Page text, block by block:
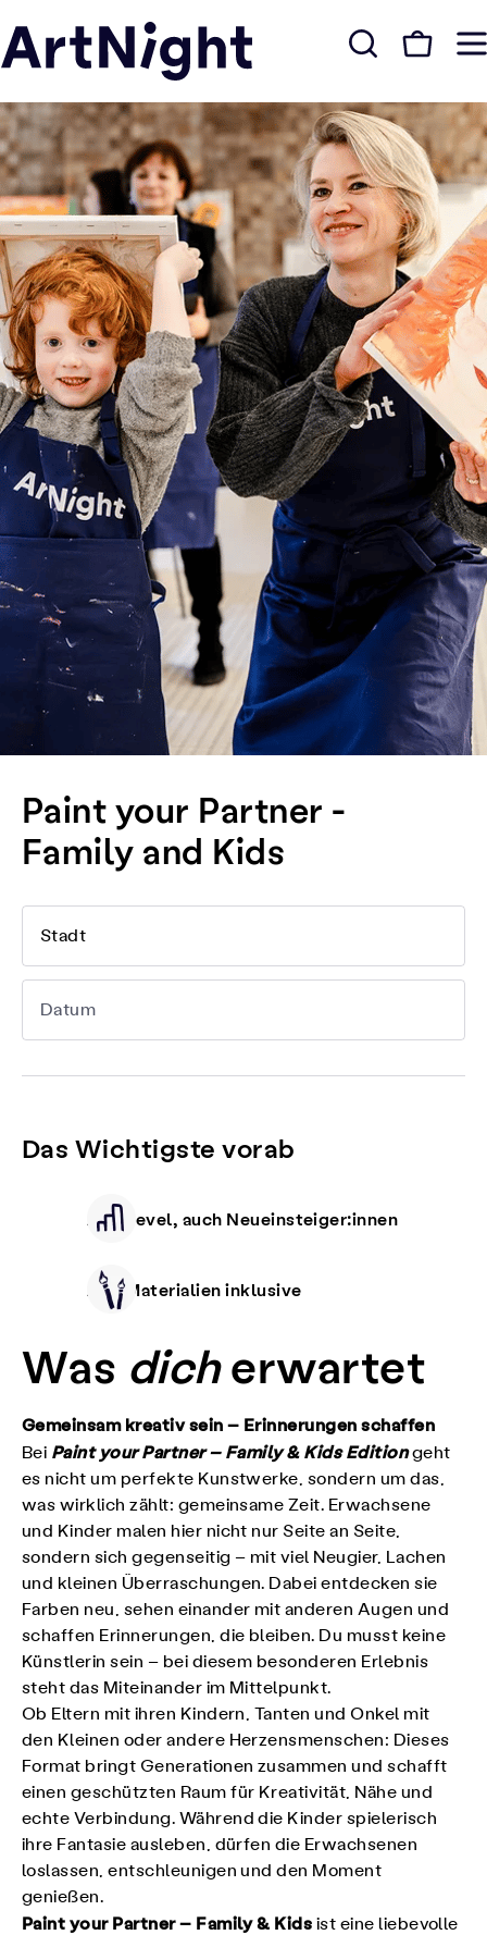
Paint your Partner -
Family and Kids
Stadt
Datum
Das Wichtigste vorab
Alle Level, auch Neueinsteiger:innen
Alle Materialien inklusive
Was dicherwartet
Gemeinsam kreativ sein – Erinnerungen schaffen
Bei Paint your Partner – Family & Kids Editiongeht
es nicht um perfekte Kunstwerke, sondern um das,
was wirklich zählt: gemeinsame Zeit. Erwachsene
und Kinder malen hier nicht nur Seite an Seite,
sondern sich gegenseitig – mit viel Neugier, Lachen
und kleinen Überraschungen. Dabei entdecken sie
Farben neu, sehen einander mit anderen Augen und
schaffen Erinnerungen, die bleiben. Du musst keine
Künstlerin sein – bei diesem besonderen Erlebnis
steht das Miteinander im Mittelpunkt.
Ob Eltern mit ihren Kindern, Tanten und Onkel mit
den Kleinen oder andere Herzensmenschen: Dieses
Format bringt Generationen zusammen und schafft
einen geschützten Raum für Kreativität, Nähe und
echte Verbindung. Während die Kinder spielerisch
ihre Fantasie ausleben, dürfen die Erwachsenen
loslassen, entschleunigen und den Moment
genießen.
Paint your Partner – Family & Kids ist eine liebevolle